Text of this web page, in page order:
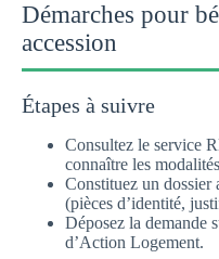
Démarches pour
accession
Étapes à suivre
Consultez le service
connaître les
Constituez un dossier
(pièces d’identité,
Déposez la demande
d’Action Logement.